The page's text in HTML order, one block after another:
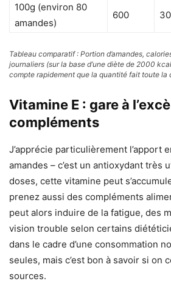
100g (environ 80
amandes)
600
Tableau comparatif : Portion d’amandes,
journaliers (sur la base d’une diète de 2000
compte rapidement que la quantité fait toute la
Vitamine E : gare à
compléments
J’apprécie particulièrement l’apport
amandes – c’est un antioxydant très
doses, cette vitamine peut
prenez aussi des compléments
peut alors induire de la fatigue, des
vision trouble selon certains
dans le cadre d’une consommation
seules, mais c’est bon à savoir si on
sources.